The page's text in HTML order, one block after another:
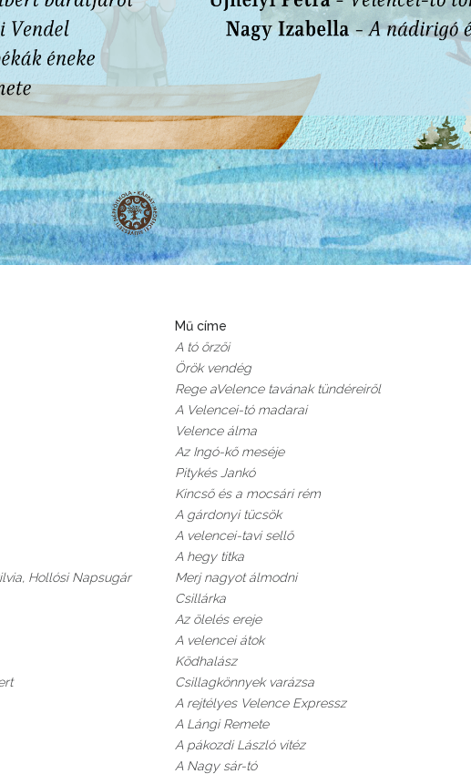
Mű címe
A tó őrzői
Örök vendég
Rege aVelence tavának tündéreiről
A Velencei-tó madarai
Velence álma
Az Ingó-kő meséje
Pitykés Jankó
Kincső és a mocsári rém
A gárdonyi tücsök
A velencei-tavi sellő
A hegy titka
Hollósi Napsugár
Merj nagyot álmodni
Csillárka
Az ölelés ereje
A velencei átok
Ködhalász
Csillagkönnyek varázsa
A rejtélyes Velence Expressz
A Lángi Remete
A pákozdi László vitéz
A Nagy sár-tó